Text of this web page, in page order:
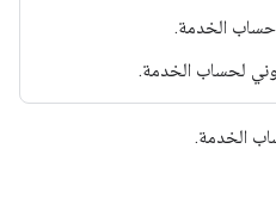
حساب الخدمة.
لحساب الخدمة.
الخدمة.